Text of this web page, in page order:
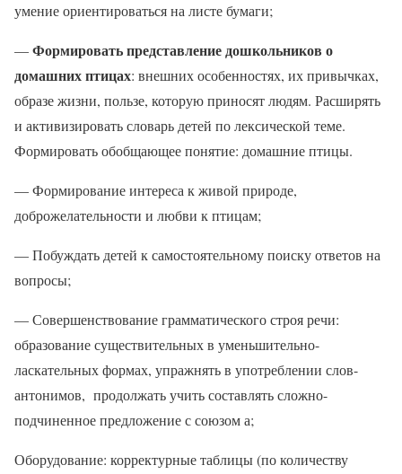
умение ориентироваться на листе бумаги;
—Формировать представление дошкольников о
домашних птицах: внешних особенностях, их привычках,
образе жизни, пользе, которую приносят людям. Расширять
и активизировать словарь детей по лексической теме.
Формировать обобщающее понятие: домашние птицы.
— Формирование интереса к живой природе,
доброжелательности и любви к птицам;
— Побуждать детей к самостоятельному поиску ответов на
вопросы;
— Совершенствование грамматического строя речи:
образование существительных в уменьшительно-
ласкательных формах, упражнять в употреблении слов-
антонимов, продолжать учить составлять сложно-
подчиненное предложение с союзом а;
Оборудование: корректурные таблицы (по количеству